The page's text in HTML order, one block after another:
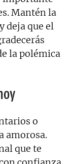
Mantén la
deja que el
la polémica
o
amorosa.
que te